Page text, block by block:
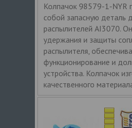
Колпачок 98579-1-NYR
собой запасную деталь
распылителей AI3070.
удержания и защиты
распылителя,
функционирование и
устройства. Колпачок
качественного